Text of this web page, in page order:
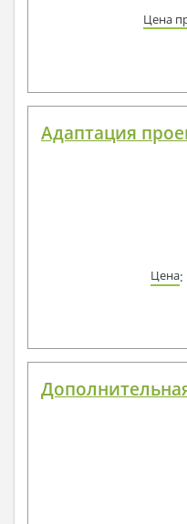
Цена
Адаптация
Цена: